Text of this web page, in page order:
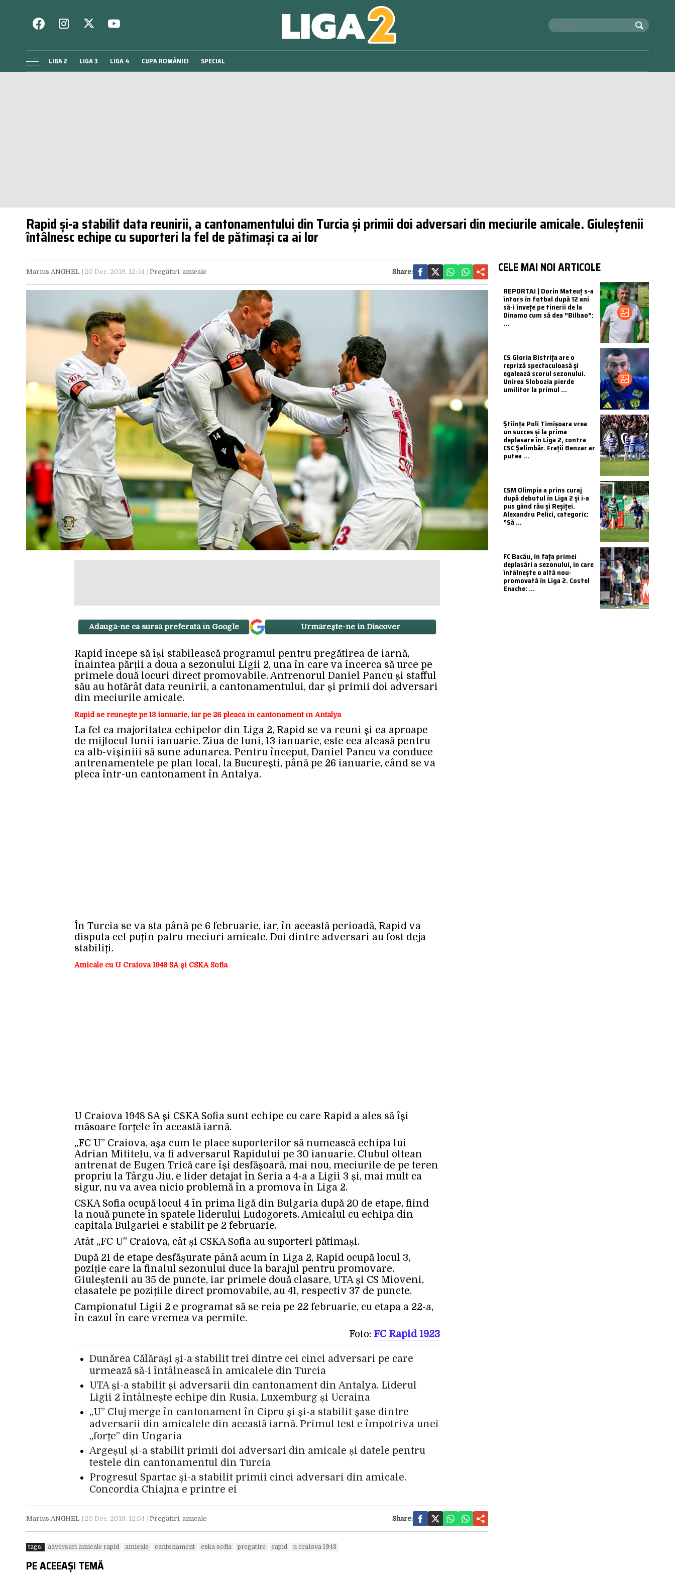
LIGA 2 LIGA 3 LIGA 4 CUPA ROMÂNIEI SPECIAL
Rapid și-a stabilit data reunirii, a cantonamentului din Turcia și primii doi adversari din meciurile amicale. Giuleștenii
întâlnesc echipe cu suporteri la fel de pătimași ca ai lor
Marius ANGHEL 20 Dec. 2019, 12:54 Pregătiri, amicale Share:
Adaugă-ne ca sursă preferată în Google Urmărește-ne in Discover
Rapid începe să își stabilească programul pentru pregătirea de iarnă,
înaintea părții a doua a sezonului Ligii 2, una în care va încerca să urce pe
primele două locuri direct promovabile. Antrenorul Daniel Pancu și stafful
său au hotărât data reunirii, a cantonamentului, dar și primii doi adversari
din meciurile amicale.
Rapid se reunește pe 13 ianuarie, iar pe 26 pleacă în cantonament în Antalya
La fel ca majoritatea echipelor din Liga 2, Rapid se va reuni și ea aproape
de mijlocul lunii ianuarie. Ziua de luni, 13 ianuarie, este cea aleasă pentru
ca alb-vișiniii să sune adunarea. Pentru început, Daniel Pancu va conduce
antrenamentele pe plan local, la București, până pe 26 ianuarie, când se va
pleca într-un cantonament în Antalya.
În Turcia se va sta până pe 6 februarie, iar, în această perioadă, Rapid va
disputa cel puțin patru meciuri amicale. Doi dintre adversari au fost deja
stabiliți.
Amicale cu U Craiova 1948 SA și CSKA Sofia
U Craiova 1948 SA și CSKA Sofia sunt echipe cu care Rapid a ales să își
măsoare forțele în această iarnă.
„FC U” Craiova, așa cum le place suporterilor să numească echipa lui
Adrian Mititelu, va fi adversarul Rapidului pe 30 ianuarie. Clubul oltean
antrenat de Eugen Trică care își desfășoară, mai nou, meciurile de pe teren
propriu la Târgu Jiu, e lider detajat în Seria a 4-a a Ligii 3 și, mai mult ca
sigur, nu va avea nicio problemă în a promova în Liga 2.
CSKA Sofia ocupă locul 4 în prima ligă din Bulgaria după 20 de etape, fiind
la nouă puncte în spatele liderului Ludogorets. Amicalul cu echipa din
capitala Bulgariei e stabilit pe 2 februarie.
Atât „FC U” Craiova, cât și CSKA Sofia au suporteri pătimași.
După 21 de etape desfășurate până acum în Liga 2, Rapid ocupă locul 3,
poziție care la finalul sezonului duce la barajul pentru promovare.
Giuleștenii au 35 de puncte, iar primele două clasare, UTA și CS Mioveni,
clasatele pe pozițiile direct promovabile, au 41, respectiv 37 de puncte.
Campionatul Ligii 2 e programat să se reia pe 22 februarie, cu etapa a 22-a,
în cazul în care vremea va permite.
Foto: FC Rapid 1923
Dunărea Călărași și-a stabilit trei dintre cei cinci adversari pe care
urmează să-i întâlnească în amicalele din Turcia
UTA și-a stabilit și adversarii din cantonament din Antalya. Liderul
Ligii 2 întâlnește echipe din Rusia, Luxemburg și Ucraina
„U” Cluj merge în cantonament în Cipru și și-a stabilit șase dintre
adversarii din amicalele din această iarnă. Primul test e împotriva unei
„forțe” din Ungaria
Argeșul și-a stabilit primii doi adversari din amicale și datele pentru
testele din cantonamentul din Turcia
Progresul Spartac și-a stabilit primii cinci adversari din amicale.
Concordia Chiajna e printre ei
Marius ANGHEL 20 Dec. 2019, 12:54 Pregătiri, amicale Share:
tags: adversari amicale rapid amicale cantonament cska sofia pregatire rapid u craiova 1948
PE ACEEAȘI TEMĂ
CELE MAI NOI ARTICOLE
REPORTAJ | Dorin Mateuț s-a
întors în fotbal după 12 ani
să-i învețe pe tinerii de la
Dinamo cum să dea ”Bilbao”:
...
CS Gloria Bistrița are o
repriză spectaculoasă și
egalează scorul sezonului.
Unirea Slobozia pierde
umilitor la primul ...
Știința Poli Timișoara vrea
un succes și la prima
deplasare în Liga 2, contra
CSC Șelimbăr. Frații Benzar ar
putea ...
CSM Olimpia a prins curaj
după debutul în Liga 2 și i-a
pus gând rău și Reșiței.
Alexandru Pelici, categoric:
”Să ...
FC Bacău, în fața primei
deplasări a sezonului, în care
întâlnește o altă nou-
promovată în Liga 2. Costel
Enache: ...